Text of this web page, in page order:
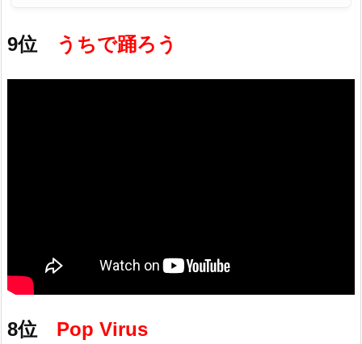
9位 うちで踊ろう
8位 Pop Virus